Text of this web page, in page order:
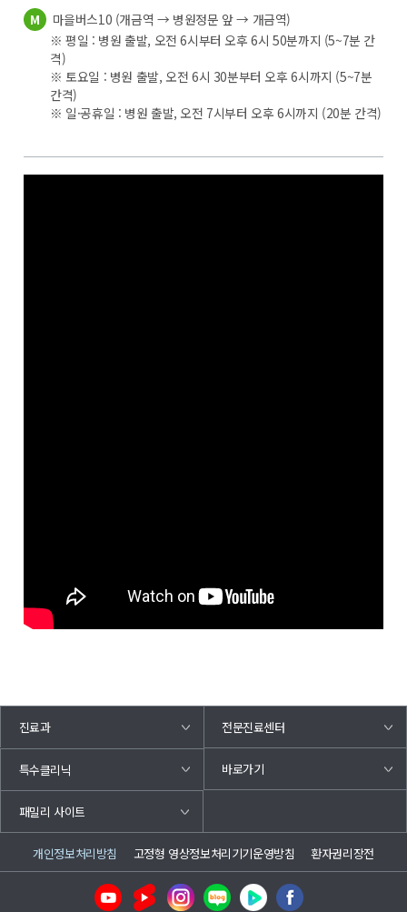
M
마을버스10 (개금역 → 병원정문 앞 → 개금역)
※ 평일 : 병원 출발, 오전 6시부터 오후 6시 50분까지 (5~7분 간
격)
※ 토요일 : 병원 출발, 오전 6시 30분부터 오후 6시까지 (5~7분
간격)
※ 일·공휴일 : 병원 출발, 오전 7시부터 오후 6시까지 (20분 간격)
진료과 전문진료센터
특수클리닉 바로가기
패밀리 사이트
개인정보처리방침 고정형 영상정보처리기기운영방침 환자권리장전